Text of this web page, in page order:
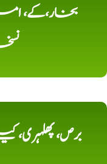
بخار،کے،
برص، پھلہری،